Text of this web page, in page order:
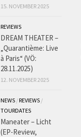
15. NOVEMBER 2025
REVIEWS
DREAM THEATER –
„Quarantième: Live
à Paris“ (VÖ:
28.11.2025)
12. NOVEMBER 2025
NEWS /REVIEWS /
TOURDATES
Maneater – Licht
(EP-Review,